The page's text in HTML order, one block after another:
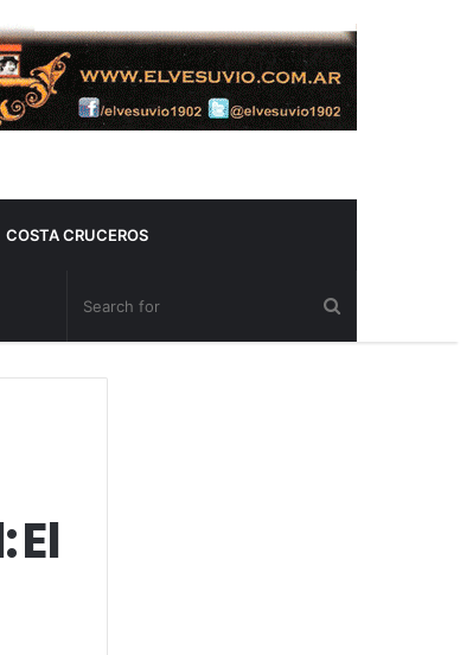
COSTA CRUCEROS
El